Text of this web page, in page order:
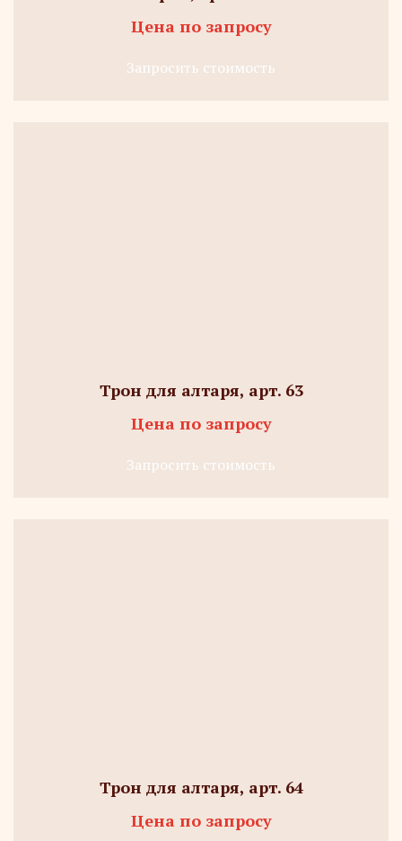
Цена по запросу
Запросить стоимость
Трон для алтаря, арт. 63
Цена по запросу
Запросить стоимость
Трон для алтаря, арт. 64
Цена по запросу